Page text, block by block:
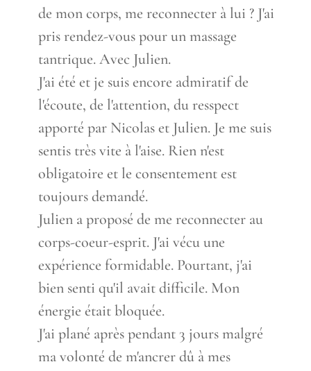
de mon corps, me reconnecter à lui ? J'ai
pris rendez-vous pour un massage
tantrique. Avec Julien.
J'ai été et je suis encore admiratif de
l'écoute, de l'attention, du resspect
apporté par Nicolas et Julien. Je me suis
sentis très vite à l'aise. Rien n'est
obligatoire et le consentement est
toujours demandé.
Julien a proposé de me reconnecter au
corps-coeur-esprit. J'ai vécu une
expérience formidable. Pourtant, j'ai
bien senti qu'il avait difficile. Mon
énergie était bloquée.
J'ai plané après pendant 3 jours malgré
ma volonté de m'ancrer dû à mes